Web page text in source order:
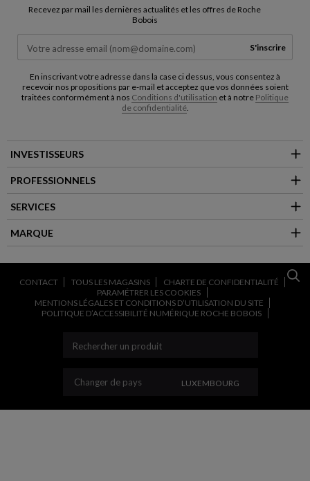
Recevez par mail les dernières actualités et les offres de Roche
Bobois
S'inscrire
En inscrivant votre adresse dans la case ci dessus, vous consentez à
recevoir nos propositions par e-mail et acceptez que vos données soient
traitées conformément à nos Conditions d'utilisation et à notre Politique
de confidentialité.
INVESTISSEURS
PROFESSIONNELS
SERVICES
MARQUE
CONTACT TOUS LES MAGASINS
CHARTE DE CONFIDENTIALITÉ
PARAMÉTRER LES COOKIES
MENTIONS LÉGALES ET CONDITIONS D’UTILISATION DU SITE
POLITIQUE D’ACCESSIBILITÉ NUMÉRIQUE ROCHE BOBOIS
Changer de pays CHANGER DE PAYS
LUXEMBOURG